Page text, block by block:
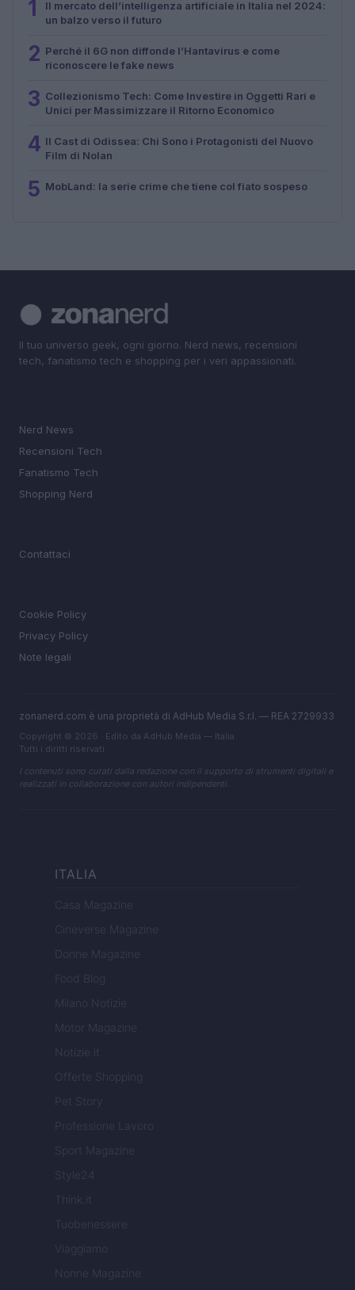
1
Il mercato dell’intelligenza artificiale in Italia nel 2024:
un balzo verso il futuro
2 Perché il 6G non diffonde l’Hantavirus e come
riconoscere le fake news
3 Collezionismo Tech: Come Investire in Oggetti Rari e
Unici per Massimizzare il Ritorno Economico
4 Il Cast di Odissea: Chi Sono i Protagonisti del Nuovo
Film di Nolan
5 MobLand: la serie crime che tiene col fiato sospeso
Il tuo universo geek, ogni giorno. Nerd news, recensioni
tech, fanatismo tech e shopping per i veri appassionati.
Nerd News
Recensioni Tech
Fanatismo Tech
Shopping Nerd
Contattaci
Cookie Policy
Privacy Policy
Note legali
zonanerd.com è una proprietà di AdHub Media S.r.l. — REA 2729933
Copyright © 2026 · Edito da AdHub Media — Italia
Tutti i diritti riservati
I contenuti sono curati dalla redazione con il supporto di strumenti digitali e
realizzati in collaborazione con autori indipendenti.
ITALIA
Casa Magazine
Cineverse Magazine
Donne Magazine
Food Blog
Milano Notizie
Motor Magazine
Notizie.it
Offerte Shopping
Pet Story
Professione Lavoro
Sport Magazine
Style24
Think.it
Tuobenessere
Viaggiamo
Nonne Magazine